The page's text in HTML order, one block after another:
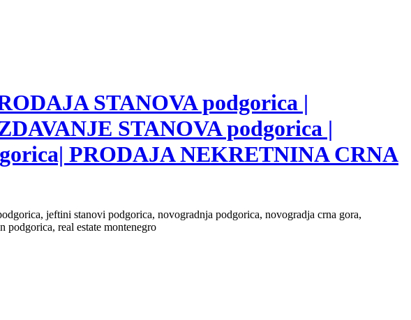
STANOVA podgorica |
STANOVA podgorica |
PRODAJA NEKRETNINA CRNA
jeftini stanovi podgorica, novogradnja podgorica, novogradja crna gora,
podgorica, real estate montenegro